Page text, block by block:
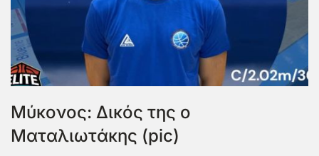
Μύκονος: Δικός της ο
Ματαλιωτάκης (pic)